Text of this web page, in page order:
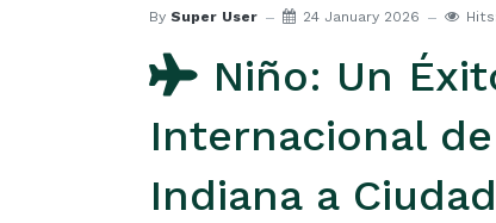
By Super User 24 January 2026
Niño: Un
Internacional
Indiana a